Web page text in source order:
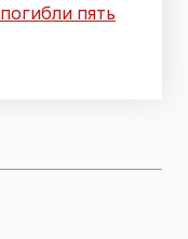
погибли пять